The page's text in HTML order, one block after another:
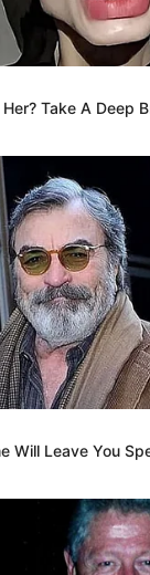
Ojek Online &
Bikin Auto
Take A Deep
Will Leave You